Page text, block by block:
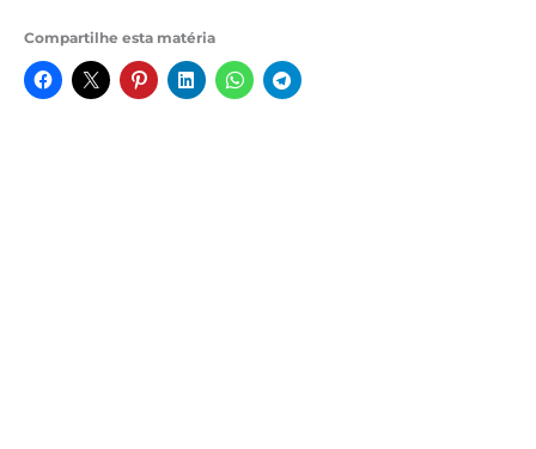
Compartilhe esta matéria